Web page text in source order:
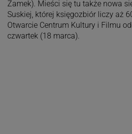
Zamek). Mieści się tu także nowa
Suskiej, której księgozbiór liczy aż
Otwarcie Centrum Kultury i Filmu
czwartek (18 marca).